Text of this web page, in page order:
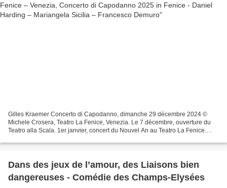
Gilles Kraemer Concerto di Capodanno, dimanche 29 décembre 2024 ©
Michele Crosera, Teatro La Fenice, Venezia. Le 7 décembre, ouverture du
Teatro alla Scala. 1er janvier, concert du Nouvel An au Teatro La Fenice.
Dans des jeux de l’amour, des Liaisons bien
dangereuses - Comédie des Champs-Elysées